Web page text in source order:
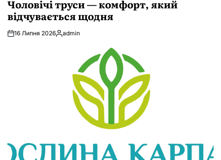
Чоловічі труси — комфорт, який
відчувається щодня
16 Липня 2026Опубліковано
admin